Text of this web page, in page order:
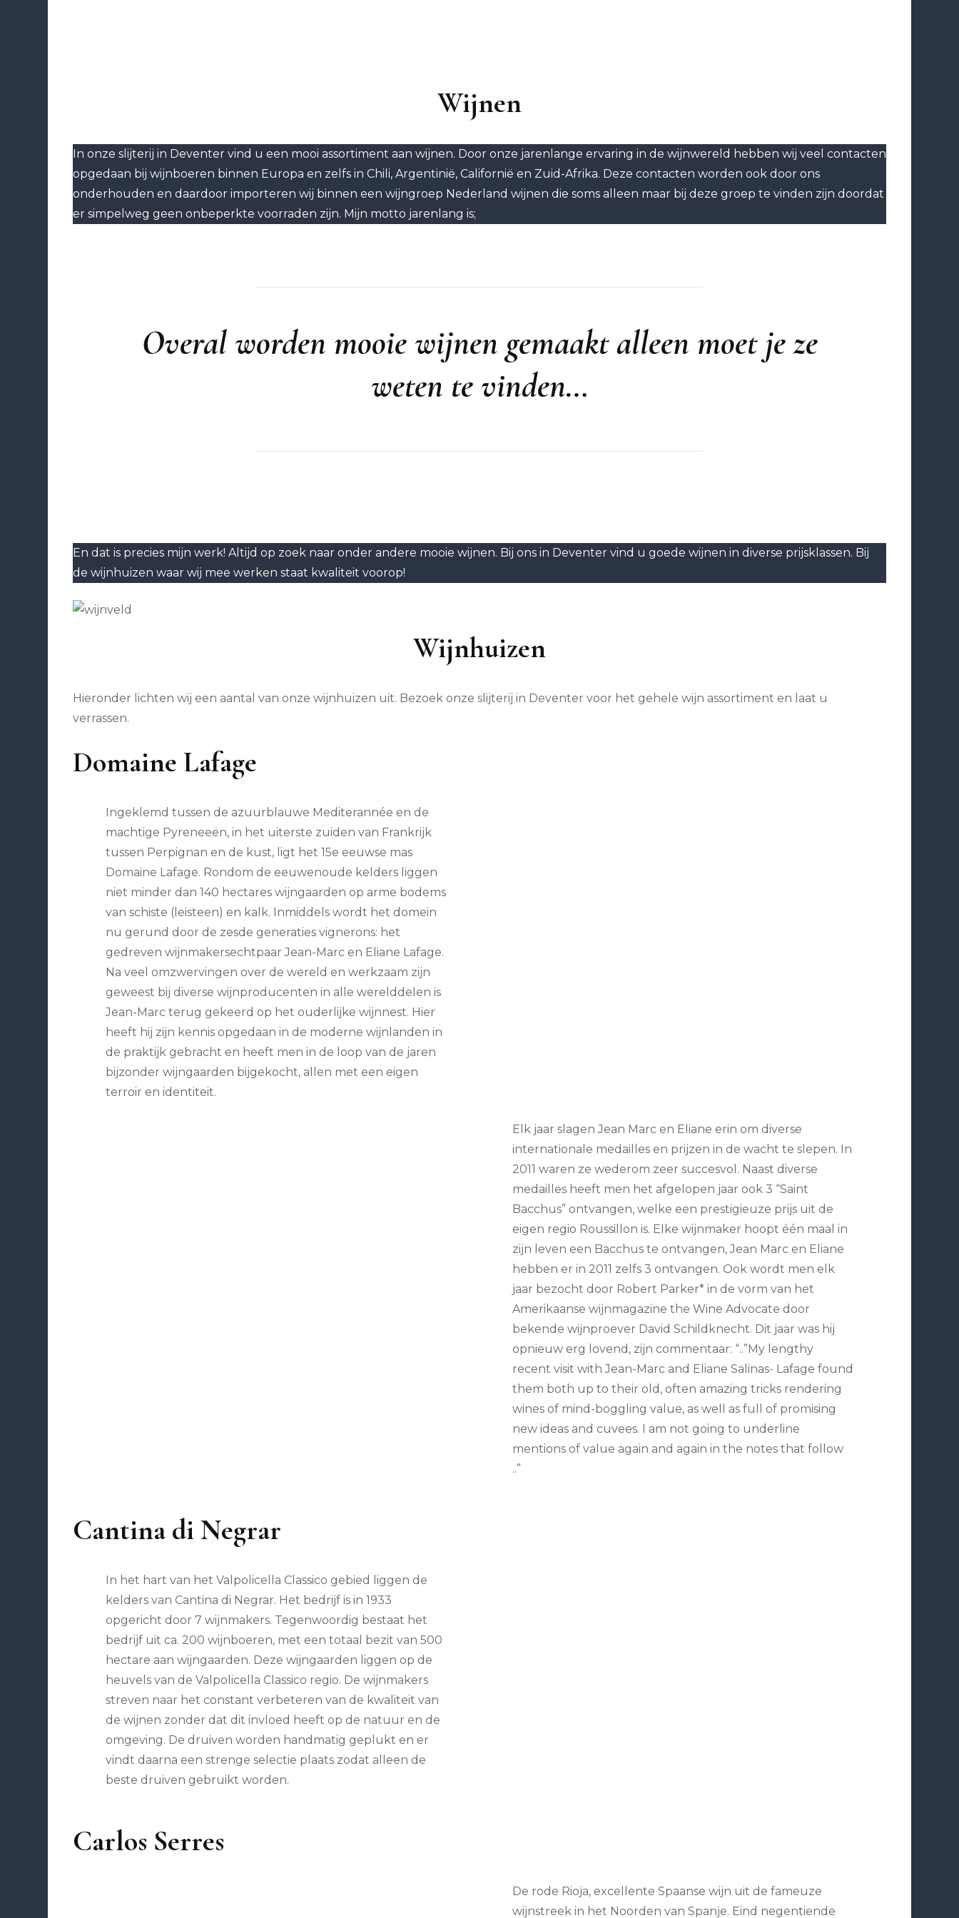
Wijnen
In onze slijterij in Deventer vind u een mooi assortiment aan wijnen. Door onze jarenlange ervaring in de wijnwereld hebben wij veel contacten
opgedaan bij wijnboeren binnen Europa en zelfs in Chili, Argentinië, Californië en Zuid-Afrika. Deze contacten worden ook door ons
onderhouden en daardoor importeren wij binnen een wijngroep Nederland wijnen die soms alleen maar bij deze groep te vinden zijn doordat
er simpelweg geen onbeperkte voorraden zijn. Mijn motto jarenlang is;
Overal worden mooie wijnen gemaakt alleen moet je ze
weten te vinden…
En dat is precies mijn werk! Altijd op zoek naar onder andere mooie wijnen. Bij ons in Deventer vind u goede wijnen in diverse prijsklassen. Bij
de wijnhuizen waar wij mee werken staat kwaliteit voorop!
Wijnhuizen
Hieronder lichten wij een aantal van onze wijnhuizen uit. Bezoek onze slijterij in Deventer voor het gehele wijn assortiment en laat u
verrassen.
Domaine Lafage
Ingeklemd tussen de azuurblauwe Mediterannée en de
machtige Pyreneeën, in het uiterste zuiden van Frankrijk
tussen Perpignan en de kust, ligt het 15e eeuwse mas
Domaine Lafage. Rondom de eeuwenoude kelders liggen
niet minder dan 140 hectares wijngaarden op arme bodems
van schiste (leisteen) en kalk. Inmiddels wordt het domein
nu gerund door de zesde generaties vignerons: het
gedreven wijnmakersechtpaar Jean-Marc en Eliane Lafage.
Na veel omzwervingen over de wereld en werkzaam zijn
geweest bij diverse wijnproducenten in alle werelddelen is
Jean-Marc terug gekeerd op het ouderlijke wijnnest. Hier
heeft hij zijn kennis opgedaan in de moderne wijnlanden in
de praktijk gebracht en heeft men in de loop van de jaren
bijzonder wijngaarden bijgekocht, allen met een eigen
terroir en identiteit.
Elk jaar slagen Jean Marc en Eliane erin om diverse
internationale medailles en prijzen in de wacht te slepen. In
2011 waren ze wederom zeer succesvol. Naast diverse
medailles heeft men het afgelopen jaar ook 3 “Saint
Bacchus” ontvangen, welke een prestigieuze prijs uit de
eigen regio Roussillon is. Elke wijnmaker hoopt één maal in
zijn leven een Bacchus te ontvangen, Jean Marc en Eliane
hebben er in 2011 zelfs 3 ontvangen. Ook wordt men elk
jaar bezocht door Robert Parker* in de vorm van het
Amerikaanse wijnmagazine the Wine Advocate door
bekende wijnproever David Schildknecht. Dit jaar was hij
opnieuw erg lovend, zijn commentaar: “..”My lengthy
recent visit with Jean-Marc and Eliane Salinas- Lafage found
them both up to their old, often amazing tricks rendering
wines of mind-boggling value, as well as full of promising
new ideas and cuvees. I am not going to underline
mentions of value again and again in the notes that follow
..”
Cantina di Negrar
In het hart van het Valpolicella Classico gebied liggen de
kelders van Cantina di Negrar. Het bedrijf is in 1933
opgericht door 7 wijnmakers. Tegenwoordig bestaat het
bedrijf uit ca. 200 wijnboeren, met een totaal bezit van 500
hectare aan wijngaarden. Deze wijngaarden liggen op de
heuvels van de Valpolicella Classico regio. De wijnmakers
streven naar het constant verbeteren van de kwaliteit van
de wijnen zonder dat dit invloed heeft op de natuur en de
omgeving. De druiven worden handmatig geplukt en er
vindt daarna een strenge selectie plaats zodat alleen de
beste druiven gebruikt worden.
Carlos Serres
De rode Rioja, excellente Spaanse wijn uit de fameuze
wijnstreek in het Noorden van Spanje. Eind negentiende